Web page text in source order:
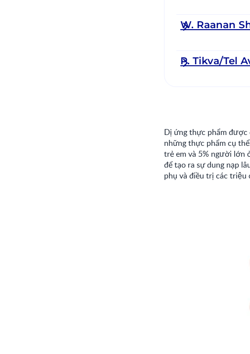
W. Raanan
P. Tikva/Tel
Dị ứng thực phẩm được
những thực phẩm cụ
trẻ em và 5% người lớn
để tạo ra sự dung nạp
phụ và điều trị các triệu